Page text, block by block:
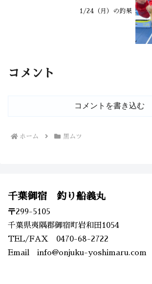
1/24（月）の釣果
コメント
コメントを書き込む
ホーム 黒ムツ
千葉御宿 釣り船義丸
〒299-5105
千葉県夷隅郡御宿町岩和田1054
TEL/FAX 0470-68-2722
Email info@onjuku-yoshimaru.com